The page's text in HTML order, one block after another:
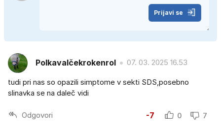
Prijavi se
Polkavalčekrokenrol 07. 03. 2025 16.53
tudi pri nas so opazili simptome v sekti SDS,posebno
slinavka se na daleč vidi
Odgovori -7 0 7